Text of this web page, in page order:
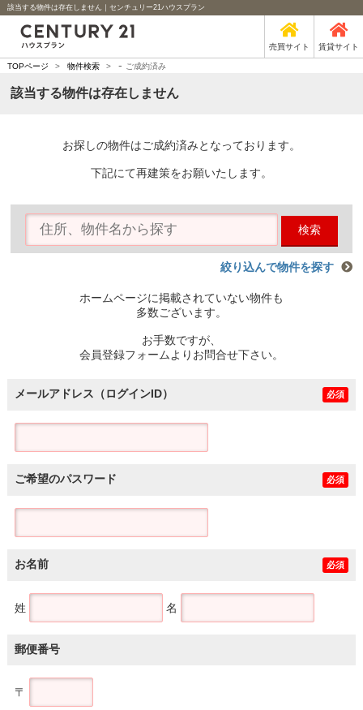
該当する物件は存在しません｜センチュリー21ハウスプラン
売買サイト 賃貸サイト
TOPページ > 物件検索 > - ご成約済み
該当する物件は存在しません
お探しの物件はご成約済みとなっております。
下記にて再建策をお願いたします。
検索
絞り込んで物件を探す
ホームページに掲載されていない物件も
多数ございます。
お手数ですが、
会員登録フォームよりお問合せ下さい。
メールアドレス（ログインID） 必須
ご希望のパスワード 必須
お名前 必須
姓 名
郵便番号
〒